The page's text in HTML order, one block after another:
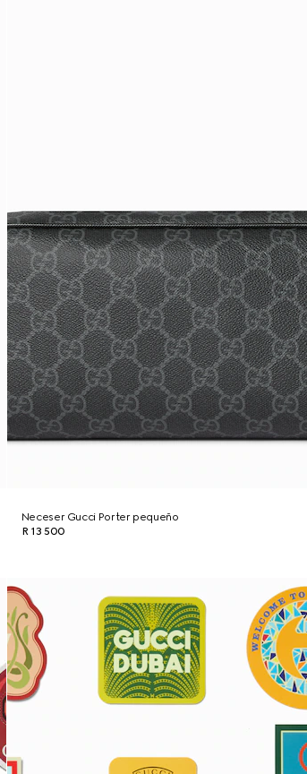
Neceser Gucci Porter pequeño
R 13 500